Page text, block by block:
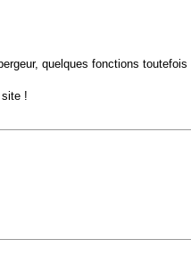
quelques fonctions
!